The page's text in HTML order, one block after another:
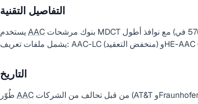
التفاصيل التقنية
AAC
التاريخ
AAC